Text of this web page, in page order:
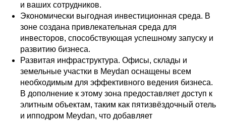
и ваших сотрудников.
Экономически выгодная инвестиционная среда. В
зоне создана привлекательная среда для
инвесторов, способствующая успешному запуску и
развитию бизнеса.
Развитая инфраструктура. Офисы, склады и
земельные участки в Meydan оснащены всем
необходимым для эффективного ведения бизнеса.
В дополнение к этому зона предоставляет доступ к
элитным объектам, таким как пятизвёздочный отель
и ипподром Meydan, что добавляет